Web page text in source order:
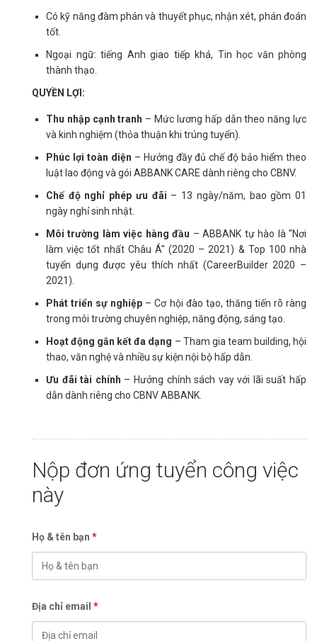
Có kỹ năng đàm phán và thuyết phục, nhận xét, phán đoán
tốt.
Ngoại ngữ: tiếng Anh giao tiếp khá, Tin học văn phòng
thành thạo.
QUYỀN LỢI:
Thu nhập cạnh tranh – Mức lương hấp dẫn theo năng lực
và kinh nghiệm (thỏa thuận khi trúng tuyển).
Phúc lợi toàn diện – Hưởng đầy đủ chế độ bảo hiểm theo
luật lao động và gói ABBANK CARE dành riêng cho CBNV.
Chế độ nghỉ phép ưu đãi – 13 ngày/năm, bao gồm 01
ngày nghỉ sinh nhật.
Môi trường làm việc hàng đầu – ABBANK tự hào là "Nơi
làm việc tốt nhất Châu Á" (2020 – 2021) & Top 100 nhà
tuyển dụng được yêu thích nhất (CareerBuilder 2020 –
2021).
Phát triển sự nghiệp – Cơ hội đào tạo, thăng tiến rõ ràng
trong môi trường chuyên nghiệp, năng động, sáng tạo.
Hoạt động gắn kết đa dạng – Tham gia team building, hội
thao, văn nghệ và nhiều sự kiện nội bộ hấp dẫn.
Ưu đãi tài chính – Hưởng chính sách vay với lãi suất hấp
dẫn dành riêng cho CBNV ABBANK.
Nộp đơn ứng tuyển công việc
này
Họ & tên bạn *
Địa chỉ email *